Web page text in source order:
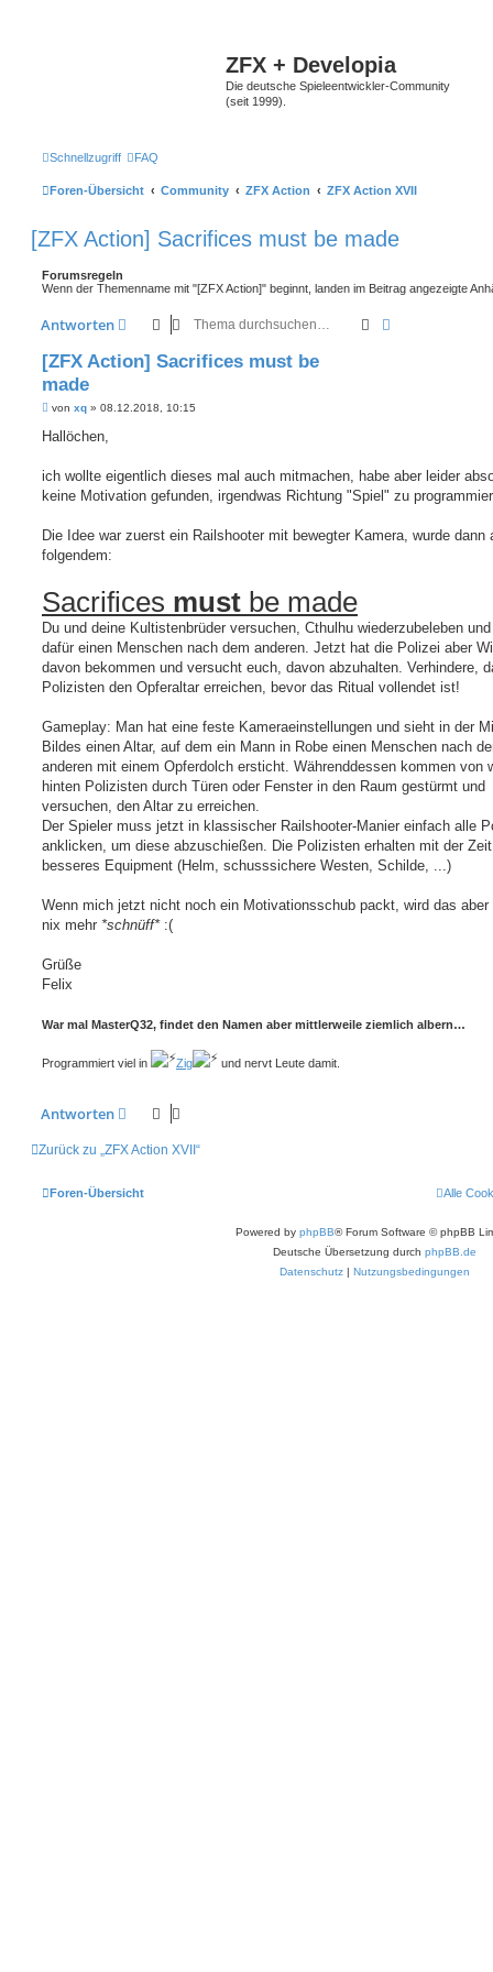
ZFX + Developia
Die deutsche Spieleentwickler-Community
(seit 1999).
Schnellzugriff FAQ
Foren-Übersicht Community ZFX Action ZFX Action XVII
[ZFX Action] Sacrifices must be made
Forumsregeln
Wenn der Themenname mit "[ZFX Action]" beginnt, landen im Beitrag angezeigte
Antworten Suche
[ZFX Action] Sacrifices must be
made
B
i
a
von xq » 08.12.2018, 10:15
Hallöchen,
ich wollte eigentlich dieses mal auch mitmachen, habe aber leider
keine Motivation gefunden, irgendwas Richtung "Spiel" zu
Die Idee war zuerst ein Railshooter mit bewegter Kamera, wurde dann
folgendem:
Sacrifices must be made
Du und deine Kultistenbrüder versuchen, Cthulhu wiederzubeleben
dafür einen Menschen nach dem anderen. Jetzt hat die Polizei aber
davon bekommen und versucht euch, davon abzuhalten. Verhindere,
Polizisten den Opferaltar erreichen, bevor das Ritual vollendet ist!
Gameplay: Man hat eine feste Kameraeinstellungen und sieht in der
Bildes einen Altar, auf dem ein Mann in Robe einen Menschen nach
anderen mit einem Opferdolch ersticht. Währenddessen kommen von
hinten Polizisten durch Türen oder Fenster in den Raum gestürmt und
versuchen, den Altar zu erreichen.
Der Spieler muss jetzt in klassischer Railshooter-Manier einfach alle
anklicken, um diese abzuschießen. Die Polizisten erhalten mit der Zeit
besseres Equipment (Helm, schusssichere Westen, Schilde, ...)
Wenn mich jetzt nicht noch ein Motivationsschub packt, wird das aber
nix mehr *schnüff*:(
Grüße
Felix
War mal MasterQ32, findet den Namen aber mittlerweile ziemlich albern…
Programmiert viel in Zig und nervt Leute damit.
Antworten
Zurück zu „ZFX Action XVII“
Foren-Übersicht Alle
Powered by phpBB® Forum Software © phpBB
Deutsche Übersetzung durch phpBB.de
Datenschutz | Nutzungsbedingungen